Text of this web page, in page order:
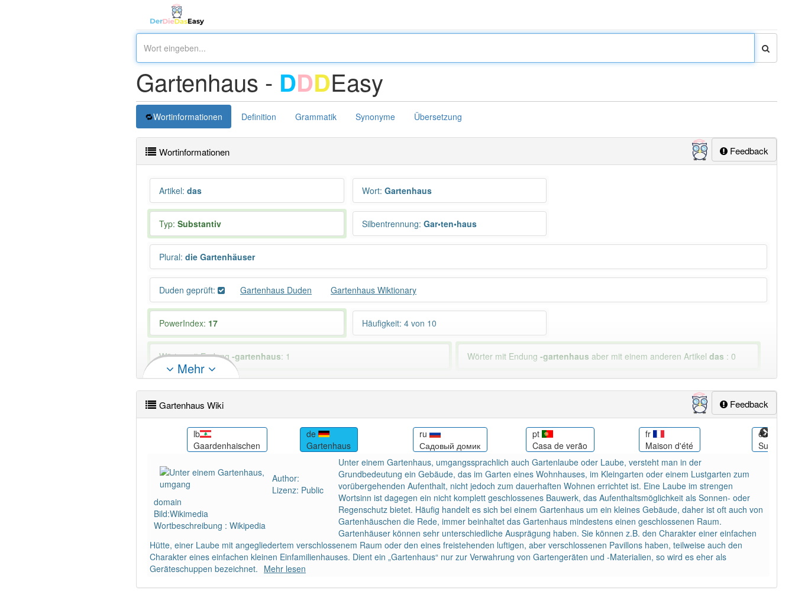
Gartenhaus - DDDEasy
Wortinformationen Definition Grammatik Synonyme Übersetzung
Feedback
Wortinformationen
Artikel: das Wort: Gartenhaus
Typ: Substantiv Silbentrennung: Gar•ten•haus
Plural: die Gartenhäuser
Duden geprüft: Gartenhaus Duden Gartenhaus Wiktionary
PowerIndex: 17 Häufigkeit: 4 von 10
Wörter mit Endung -gartenhaus: 1 Wörter mit Endung-gartenhaus aber mit einem anderen Artikeldas : 0
84% unserer Spielapp-Nutzer haben den Artikel korrekt erraten.
Mehr
Feedback
Gartenhaus Wiki
lb
Gaardenhaischen
de
Gartenhaus
ru
Садовый домик
pt
Casa de verão
fr
Maison d'été
en
Summer
Author:
Lizenz: Public
domain
Bild:Wikimedia
Wortbeschreibung : Wikipedia
Unter einem Gartenhaus, umgangssprachlich auch Gartenlaube oder Laube, versteht man in der
Grundbedeutung ein Gebäude, das im Garten eines Wohnhauses, im Kleingarten oder einem Lustgarten zum
vorübergehenden Aufenthalt, nicht jedoch zum dauerhaften Wohnen errichtet ist. Eine Laube im strengen
Wortsinn ist dagegen ein nicht komplett geschlossenes Bauwerk, das Aufenthaltsmöglichkeit als Sonnen- oder
Regenschutz bietet. Häufig handelt es sich bei einem Gartenhaus um ein kleines Gebäude, daher ist oft auch von
Gartenhäuschen die Rede, immer beinhaltet das Gartenhaus mindestens einen geschlossenen Raum.
Gartenhäuser können sehr unterschiedliche Ausprägung haben. Sie können z.B. den Charakter einer einfachen
Hütte, einer Laube mit angegliedertem verschlossenem Raum oder den eines freistehenden luftigen, aber verschlossenen Pavillons haben, teilweise auch den
Charakter eines einfachen kleinen Einfamilienhauses. Dient ein „Gartenhaus“ nur zur Verwahrung von Gartengeräten und -Materialien, so wird es eher als
Geräteschuppen bezeichnet. Mehr lesen